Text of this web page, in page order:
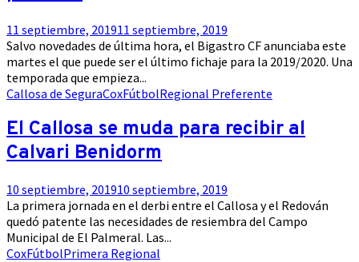
11 septiembre, 201911 septiembre, 2019
Salvo novedades de última hora, el Bigastro CF anunciaba este
martes el que puede ser el último fichaje para la 2019/2020. Una
temporada que empieza...
Callosa de SeguraCoxFútbolRegional Preferente
El Callosa se muda para recibir al
Calvari Benidorm
10 septiembre, 201910 septiembre, 2019
La primera jornada en el derbi entre el Callosa y el Redován
quedó patente las necesidades de resiembra del Campo
Municipal de El Palmeral. Las...
CoxFútbolPrimera Regional